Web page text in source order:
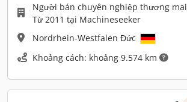
Người bán chuyên nghiệp thương mại
Từ 2011 tại Machineseeker
Nordrhein-Westfalen Đức
Khoảng cách: khoảng 9.574 km